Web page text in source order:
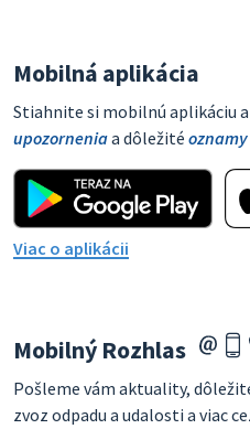
Mobilná aplikácia
Stiahnite si mobilnú aplikáciu
upozorneniaa dôležité oznamy
Viac o aplikácii
Mobilný Rozhlas
Pošleme vám aktuality,
zvoz odpadu a udalosti a viac